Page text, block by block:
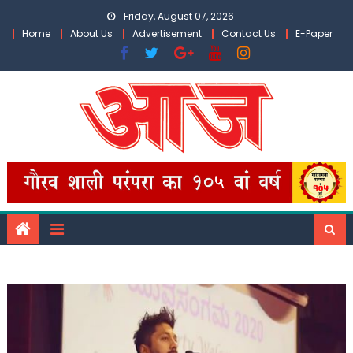
Friday, August 07, 2026
Home
About Us Advertisement Contact Us E-Paper